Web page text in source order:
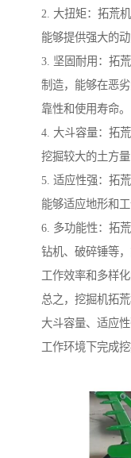
2. 大扭矩：拓荒
能够提供强大的
3. 坚固耐用：拓
制造，能够在恶
靠性和使用寿命。
4. 大斗容量：拓
挖掘较大的土方量
5. 适应性强：拓
能够适应地形和
6. 多功能性：拓
钻机、破碎锤等
工作效率和多样化
总之，挖掘机拓
大斗容量、适应
工作环境下完成挖